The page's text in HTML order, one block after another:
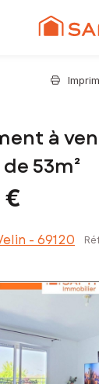
à
de 53m²
€
- 69120